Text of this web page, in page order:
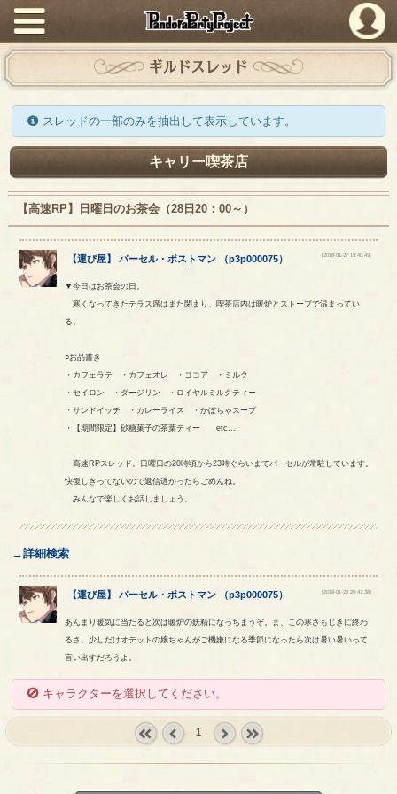
PandoraPartyProject
ギルドスレッド
スレッドの一部のみを抽出して表示しています。
キャリー喫茶店
【高速RP】日曜日のお茶会（28日20：00～）
【運び屋】パーセル・ ポストマン （p3p000075） [2018-01-27 19:40:49]
▼今日はお茶会の日。
寒くなってきたテラス席はまた閉まり、喫茶店内は暖炉とストーブで温まってい
る。
○お品書き
・カフェラテ ・カフェオレ ・ココア ・ミルク
・セイロン ・ダージリン ・ロイヤルミルクティー
・サンドイッチ ・カレーライス ・かぼちゃスープ
・【期間限定】砂糖菓子の茶葉ティー etc...
高速RPスレッド。日曜日の20時頃から23時ぐらいまでパーセルが常駐しています。
快復しきってないので返信遅かったらごめんね。
みんなで楽しくお話しましょう。
→詳細検索
【運び屋】パーセル・ ポストマン （p3p000075） [2018-01-28 20:47:38]
あんまり暖気に当たると次は暖炉の妖精になっちまうぞ。ま、この寒さもじきに終わ
るさ。少しだけオデットの嬢ちゃんがご機嫌になる季節になったら次は暑い暑いって
言い出すだろうよ。
キャラクターを選択してください。
1